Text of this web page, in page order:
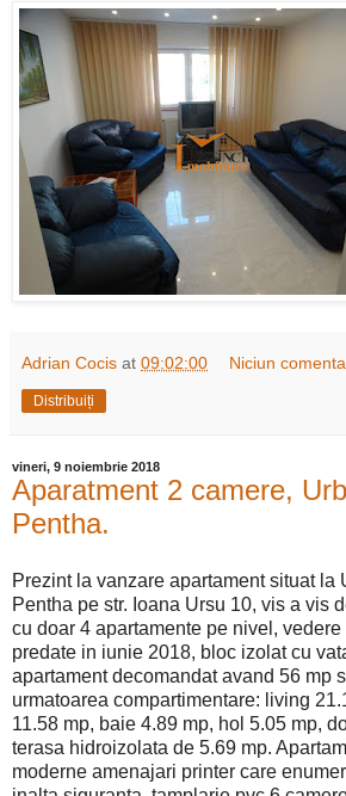
Adrian Cocis at 09:02:00 Niciun
Distribuiți
vineri, 9 noiembrie 2018
Aparatment 2 camere,
Pentha.
Prezint la vanzare apartament situat la
Pentha pe str. Ioana Ursu 10, vis a vis
cu doar 4 apartamente pe nivel,
predate in iunie 2018, bloc izolat cu
apartament decomandat avand 56 mp
urmatoarea compartimentare: living
11.58 mp, baie 4.89 mp, hol 5.05 mp,
terasa hidroizolata de 5.69 mp.
moderne amenajari printer care